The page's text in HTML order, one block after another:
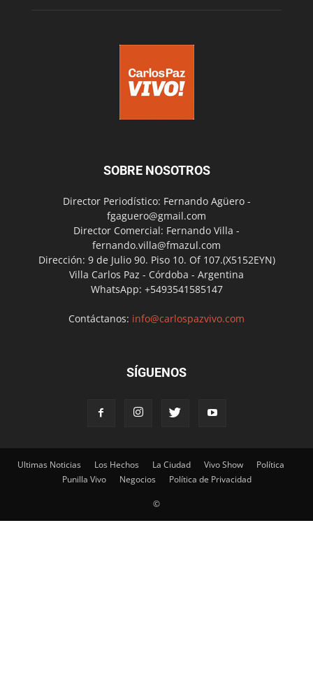
SOBRE NOSOTROS
Director Periodístico: Fernando Agüero -
fgaguero@gmail.com
Director Comercial: Fernando Villa -
fernando.villa@fmazul.com
Dirección: 9 de Julio 90. Piso 10. Of 107.(X5152EYN)
Villa Carlos Paz - Córdoba - Argentina
WhatsApp: +5493541585147
Contáctanos: info@carlospazvivo.com
SÍGUENOS
Ultimas Noticias Los Hechos La Ciudad Vivo Show
Política
Punilla Vivo
Negocios Política de Privacidad
©